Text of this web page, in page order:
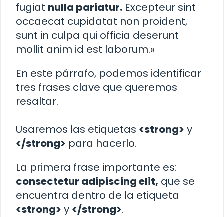
fugiat nulla pariatur. Excepteur sint
occaecat cupidatat non proident,
sunt in culpa qui officia deserunt
mollit anim id est laborum.»
En este párrafo, podemos identificar
tres frases clave que queremos
resaltar.
Usaremos las etiquetas <strong> y
</strong> para hacerlo.
La primera frase importante es:
consectetur adipiscing elit, que se
encuentra dentro de la etiqueta
<strong> y </strong>.